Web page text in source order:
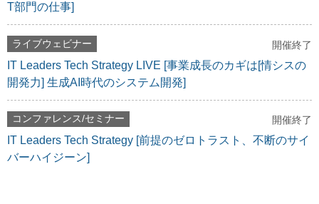
T部門の仕事]
ライブウェビナー 開催終了
IT Leaders Tech Strategy LIVE [事業成長のカギは[情シスの
開発力] 生成AI時代のシステム開発]
コンファレンス/セミナー 開催終了
IT Leaders Tech Strategy [前提のゼロトラスト、不断のサイ
バーハイジーン]